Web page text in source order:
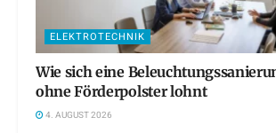
ELEKTROTECHNIK
Wie sich eine
ohne Förderpolster lohnt
4. AUGUST 2026